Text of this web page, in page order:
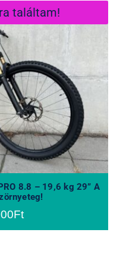
találtam!
PRO 8.8 –
szörnyeteg!
8.8 – 19,6 kg 29” A
Ft